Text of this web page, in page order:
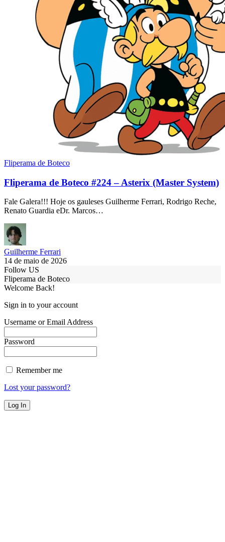
Fliperama de Boteco
Fliperama de Boteco #224 – Asterix (Master System)
Fale Galera!!! Hoje os gauleses Guilherme Ferrari, Rodrigo Reche,
Renato Guardia eDr. Marcos…
Guilherme Ferrari
14 de maio de 2026
Follow US
Fliperama de Boteco
Welcome Back!
Sign in to your account
Username or Email Address
Password
Remember me
Lost your password?